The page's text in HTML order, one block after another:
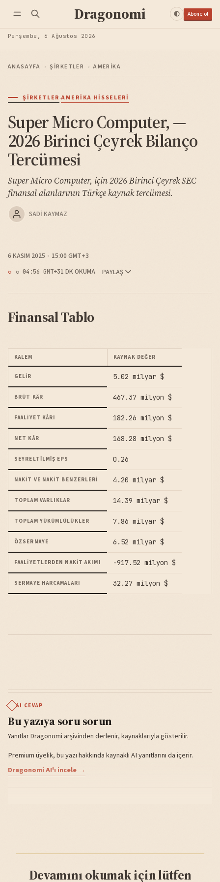
Dragonomi Abone ol
Perşembe, 6 Ağustos 2026
ANASAYFA › ŞIRKETLER › AMERIKA
ŞIRKETLER·AMERIKA HISSELERI
Super Micro Computer, —
2026 Birinci Çeyrek Bilanço
Tercümesi
Super Micro Computer, için 2026 Birinci Çeyrek SEC
finansal alanlarının Türkçe kaynak tercümesi.
SADI KAYMAZ
6 KASIM 2025 15:00 GMT+3
↻ 04:56 GMT+31 DK OKUMA PAYLAŞ
Finansal Tablo
KALEM KAYNAK DEĞER
GELIR 5.02 milyar $
BRÜT KÂR 467.37 milyon $
FAALIYET KÂRI 182.26 milyon $
NET KÂR 168.28 milyon $
SEYRELTILMIŞ EPS 0.26
NAKIT VE NAKIT BENZERLERI 4.20 milyar $
TOPLAM VARLIKLAR 14.39 milyar $
TOPLAM YÜKÜMLÜLÜKLER 7.86 milyar $
ÖZSERMAYE 6.52 milyar $
FAALIYETLERDEN NAKIT AKIMI -917.52 milyon $
SERMAYE HARCAMALARI 32.27 milyon $
AI CEVAP
Bu yazıya soru sorun
Yanıtlar Dragonomi arşivinden derlenir, kaynaklarıyla gösterilir.
Premium üyelik, bu yazı hakkında kaynaklı AI yanıtlarını da içerir.
Dragonomi AI'ı incele →
Devamını okumak için lütfen